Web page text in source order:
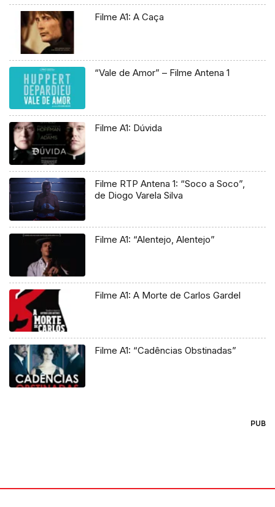
Filme A1: A Caça
“Vale de Amor” – Filme Antena 1
Filme A1: Dúvida
Filme RTP Antena 1: “Soco a Soco”,
de Diogo Varela Silva
Filme A1: “Alentejo, Alentejo”
Filme A1: A Morte de Carlos Gardel
Filme A1: “Cadências Obstinadas”
PUB